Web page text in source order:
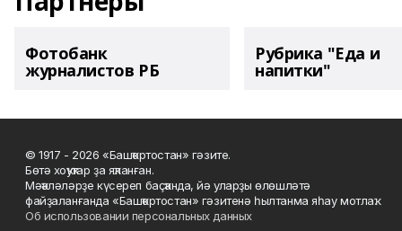
Фотобанк
журналистов РБ
Рубрика "Еда и
напитки"
© 1917 - 2026 «Башҡортостан» гәзите.
Бөтә хоҡуҡтар ҙа яҡланған.
Мәҡәләләрҙе күсереп баҫҡанда, йә уларҙы өлөшләтә
файҙаланғанда «Башҡортостан» гәзитенә һылтанма яһау мотлаҡ.
Об использовании персональных данных